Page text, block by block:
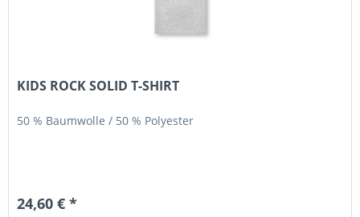
KIDS ROCK SOLID T-SHIRT
50 % Baumwolle / 50 % Polyester
24,60 € *